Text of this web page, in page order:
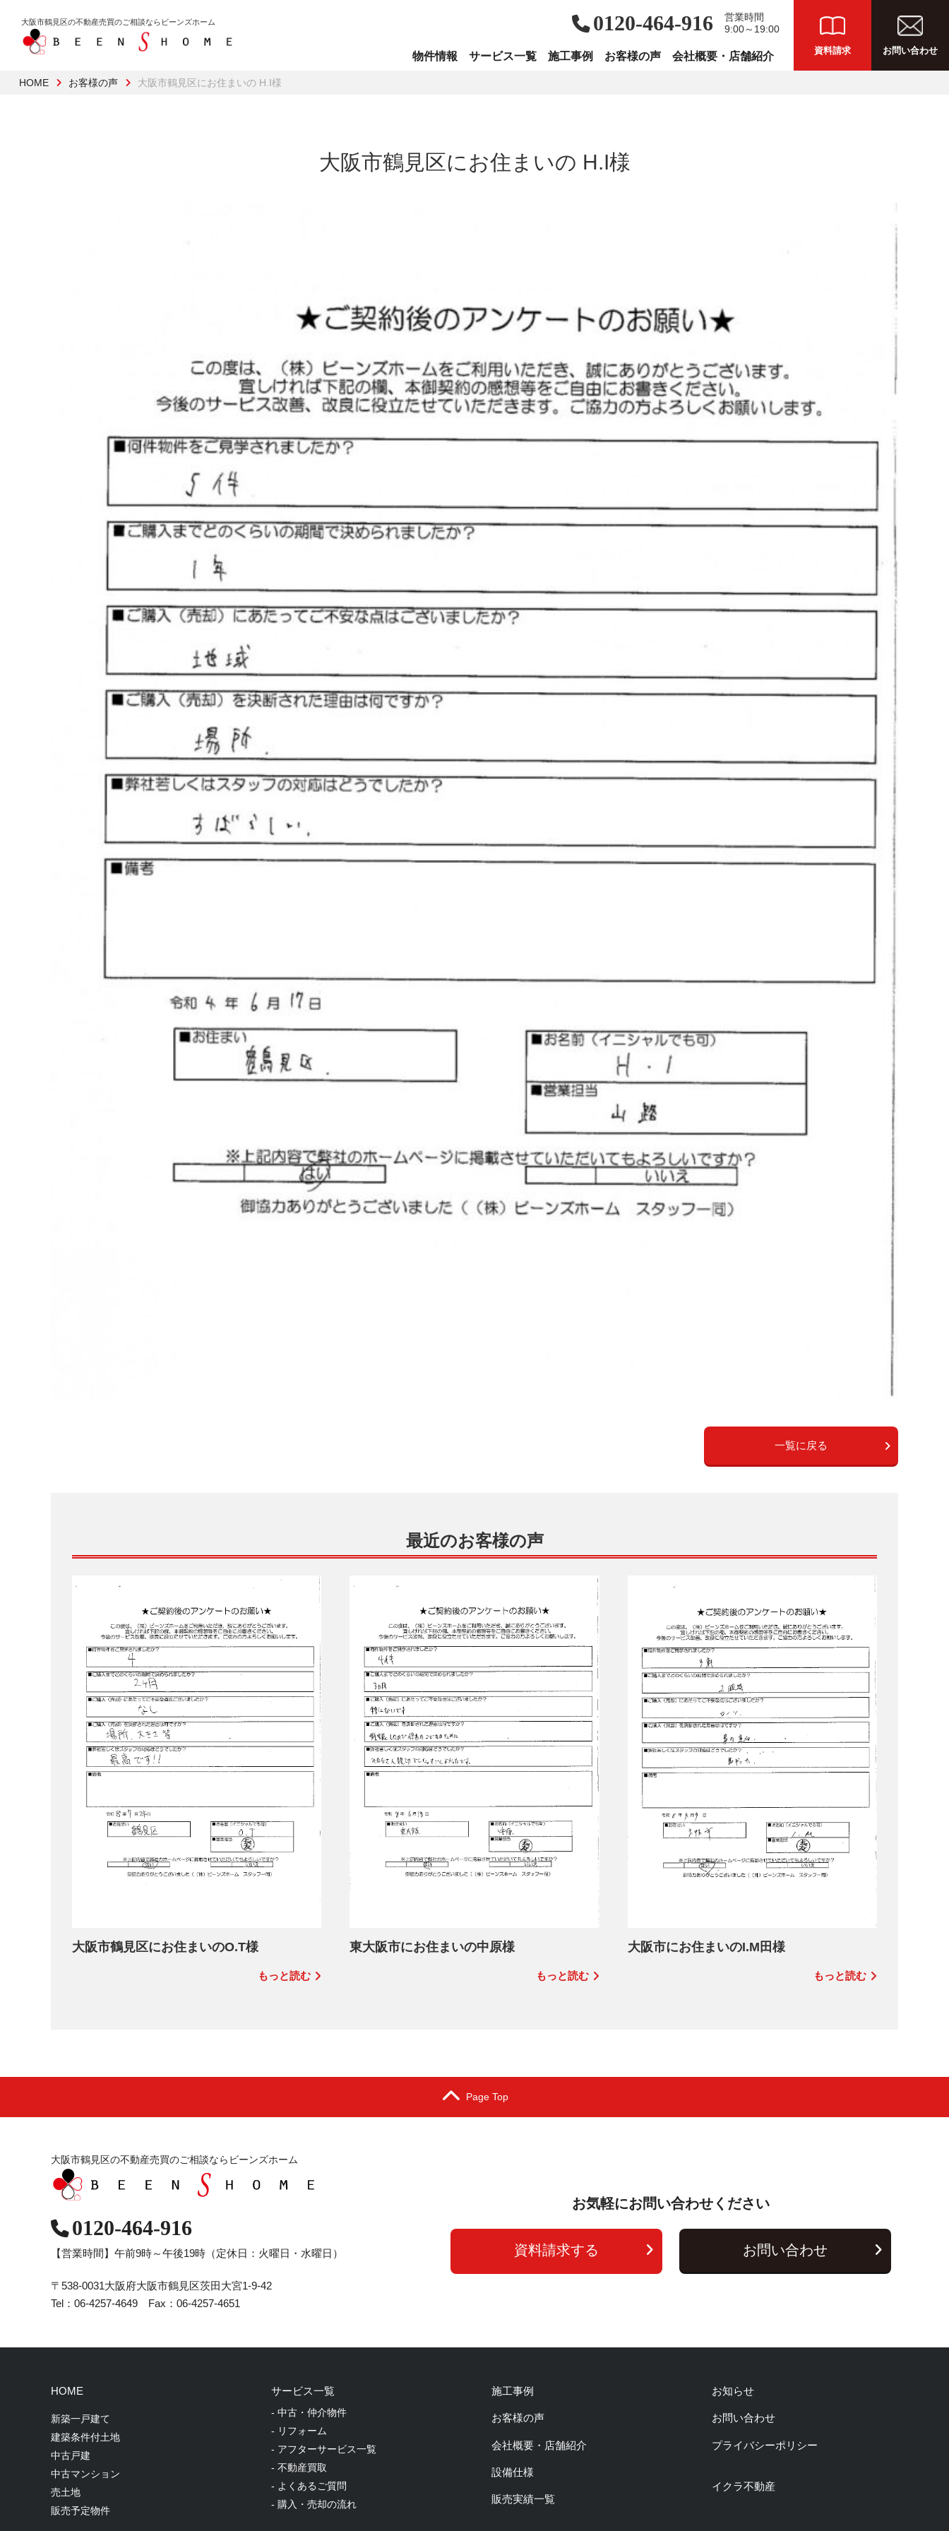
大阪市鶴見区の不動産売買のご相談なら ビーンズホーム 0120-464-916
営業時間
9:00～19:00
物件情報 サービス一覧 施工事例 お客様の声 会社概要・店舗紹介 資料請求 お問い合わせ
HOME お客様の声 大阪市鶴見区にお住まいの H.I様
大阪市鶴見区にお住まいの H.I様
一覧に戻る
最近のお客様の声
大阪市鶴見区にお住まいのO.T様
もっと読む
東大阪市にお住まいの中原様
もっと読む
大阪市にお住まいのI.M田様
もっと読む
Page Top
大阪市鶴見区の不動産売買のご相談ならビーンズホーム
0120-464-916
【営業時間】午前9時～午後19時 （定休日：火曜日・水曜日）
〒538-0031大阪府大阪市鶴見区茨田大宮1-9-42
Tel：06-4257-4649 Fax：06-4257-4651
お気軽にお問い合わせください
資料請求する お問い合わせ
HOME
新築一戸建て
建築条件付土地
中古戸建
中古マンション
売土地
販売予定物件
サービス一覧
- 中古・仲介物件
- リフォーム
- アフターサービス一覧
- 不動産買取
- よくあるご質問
- 購入・売却の流れ
施工事例
お客様の声
会社概要・店舗紹介
設備仕様
販売実績一覧
お知らせ
お問い合わせ
プライバシーポリシー
イクラ不動産